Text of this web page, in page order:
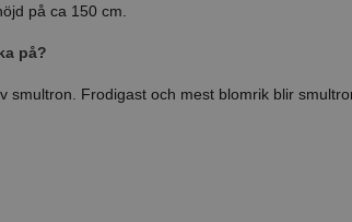
på ca 150 cm.
på?
smultron. Frodigast och mest blomrik blir